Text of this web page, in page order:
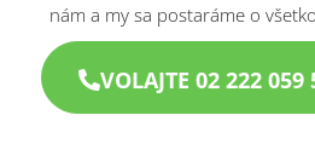
nám a my sa postaráme o
VOLAJTE 02 222 059